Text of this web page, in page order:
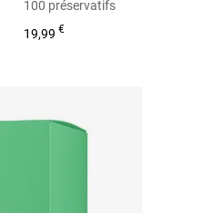
100 préservatifs
19,99€